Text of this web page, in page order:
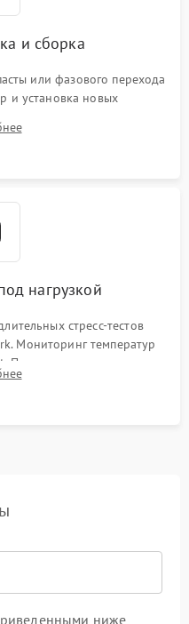
и сборка
или фазового перехода
и установка новых
на память и цепи
подключение и
нагрузкой
стресс-тестов
Мониторинг температур
Проверка на отсутствие
драйвера и зависаний.
ниже